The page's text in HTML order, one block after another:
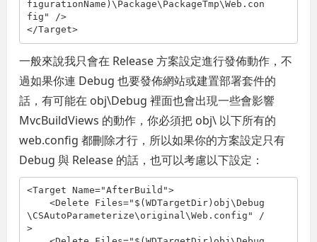
figurationName)\Package\PackageTmp\Web.con
fig" />
</Target>
一般來說我只會在 Release 方案設定進行發佈動作，不
過如果你連 Debug 也要發佈網站或建置部署套件的
話，有可能在 obj\Debug 裡面也會出現一些會影響
MvcBuildViews 的動作，你必須把 obj\ 以下所有的
web.config 都刪除才行，所以如果你的方案設定只有
Debug 與 Release 的話，也可以考慮以下設定：
<Target Name="AfterBuild">
\CSAutoParameterize\original\Web.config" /
>